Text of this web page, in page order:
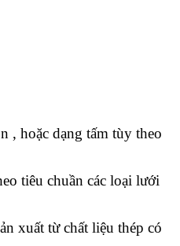
, hoặc dạng tấm tùy theo
tiêu chuần các loại lưới
xuất từ chất liệu thép có